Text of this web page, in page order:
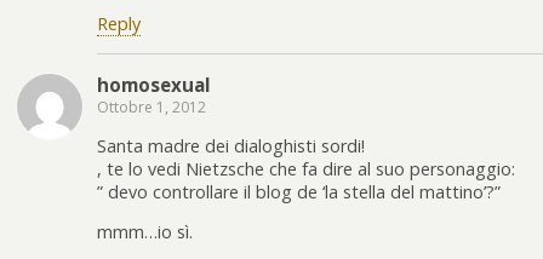
Reply
homosexual
Ottobre 1, 2012
Santa madre dei dialoghisti sordi!
, te lo vedi Nietzsche che fa dire al suo personaggio:
” devo controllare il blog de ‘la stella del mattino’?”
mmm…io sì.